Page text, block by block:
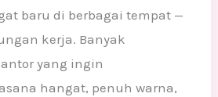
baru di berbagai tempat —
kerja. Banyak
yang ingin
hangat, penuh warna,